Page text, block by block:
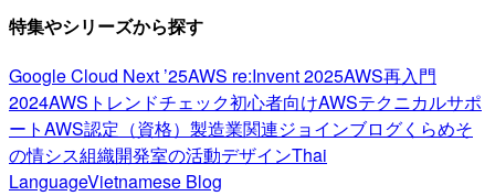
特集やシリーズから探す
Google Cloud Next ’25AWS re:Invent 2025AWS再入門
2024AWSトレンドチェック初心者向けAWSテクニカルサポ
ートAWS認定（資格） 製造業関連ジョインブログくらめそ
の情シス組織開発室の活動デザインThai
LanguageVietnamese Blog